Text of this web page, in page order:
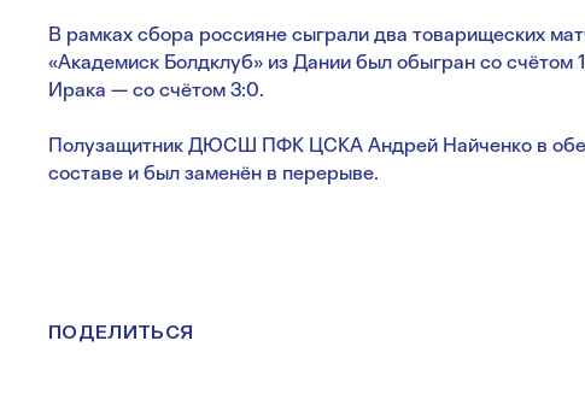
В рамках сбора россияне сыграли два товарищеских
«Академиск Болдклуб» из Дании был обыгран со счётом
Ирака — со счётом 3:0.
Полузащитник ДЮСШ ПФК ЦСКА Андрей Найченко в
составе и был заменён в перерыве.
ПОДЕЛИТЬСЯ